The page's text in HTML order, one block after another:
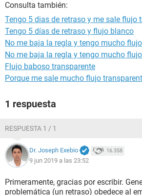
Consulta también:
Tengo 5 dias de retraso y me sale flujo
Tengo 5 días de retraso y flujo blanco
No me baja la regla y tengo mucho
No me baja la regla y tengo mucho
Flujo baboso transparente
Porque me sale mucho flujo
1 respuesta
RESPUESTA 1 / 1
Dr. Joseph Exebio 16.358
9 jun 2019 a las 23:52
Primeramente, gracias por escribir.
problemática (un retraso) obedece al